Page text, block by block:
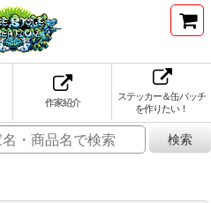
作家紹介
ステッカー＆缶バッチ
を作りたい！